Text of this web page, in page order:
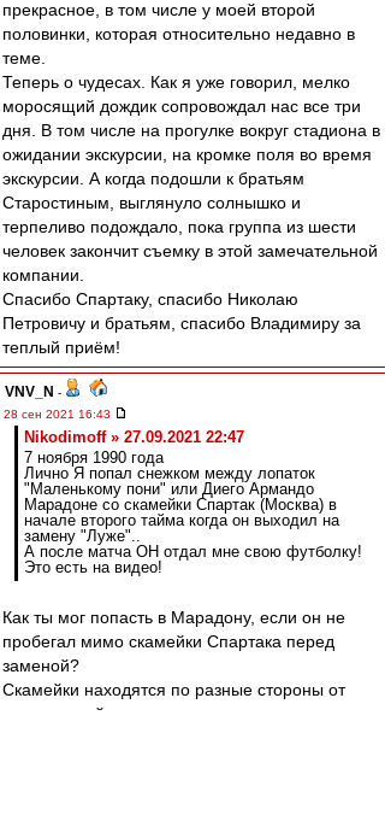
прекрасное, в том числе у моей второй
половинки, которая относительно недавно в
теме.
Теперь о чудесах. Как я уже говорил, мелко
моросящий дождик сопровождал нас все три
дня. В том числе на прогулке вокруг стадиона в
ожидании экскурсии, на кромке поля во время
экскурсии. А когда подошли к братьям
Старостиным, выглянуло солнышко и
терпеливо подождало, пока группа из шести
человек закончит съемку в этой замечательной
компании.
Спасибо Спартаку, спасибо Николаю
Петровичу и братьям, спасибо Владимиру за
теплый приём!
VNV_N -
28 сен 2021 16:43
Nikodimoff » 27.09.2021 22:47
7 ноября 1990 года
Лично Я попал снежком между лопаток
"Маленькому пони" или Диего Армандо
Марадоне со скамейки Спартак (Москва) в
начале второго тайма когда он выходил на
замену "Луже"..
А после матча ОН отдал мне свою футболку!
Это есть на видео!
Как ты мог попасть в Марадону, если он не
пробегал мимо скамейки Спартака перед
заменой?
Скамейки находятся по разные стороны от
центральной линии и невозможно перед